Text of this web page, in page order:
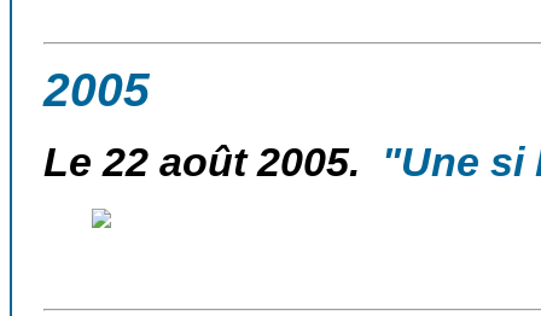
2005
Le 22 août 2005. "Une si